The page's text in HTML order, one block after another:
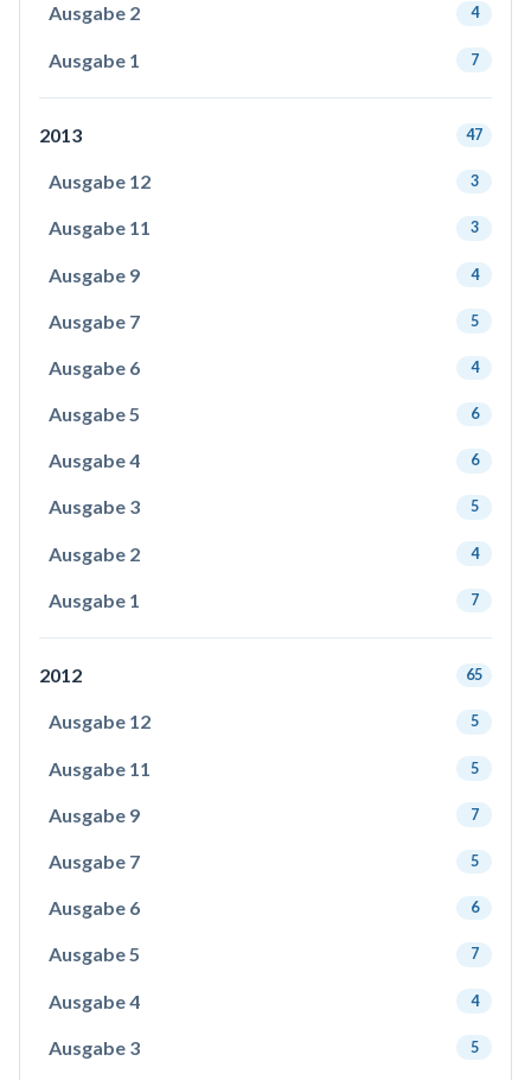
Ausgabe 2 4
Ausgabe 1 7
2013 47
Ausgabe 12 3
Ausgabe 11 3
Ausgabe 9 4
Ausgabe 7 5
Ausgabe 6 4
Ausgabe 5 6
Ausgabe 4 6
Ausgabe 3 5
Ausgabe 2 4
Ausgabe 1 7
2012 65
Ausgabe 12 5
Ausgabe 11 5
Ausgabe 9 7
Ausgabe 7 5
Ausgabe 6 6
Ausgabe 5 7
Ausgabe 4 4
Ausgabe 3 5